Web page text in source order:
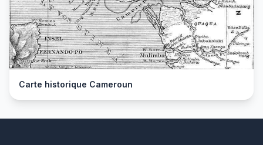
Carte historique Cameroun